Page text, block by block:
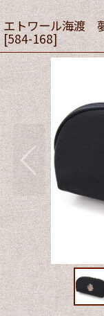
エトワール海渡
[584-168]